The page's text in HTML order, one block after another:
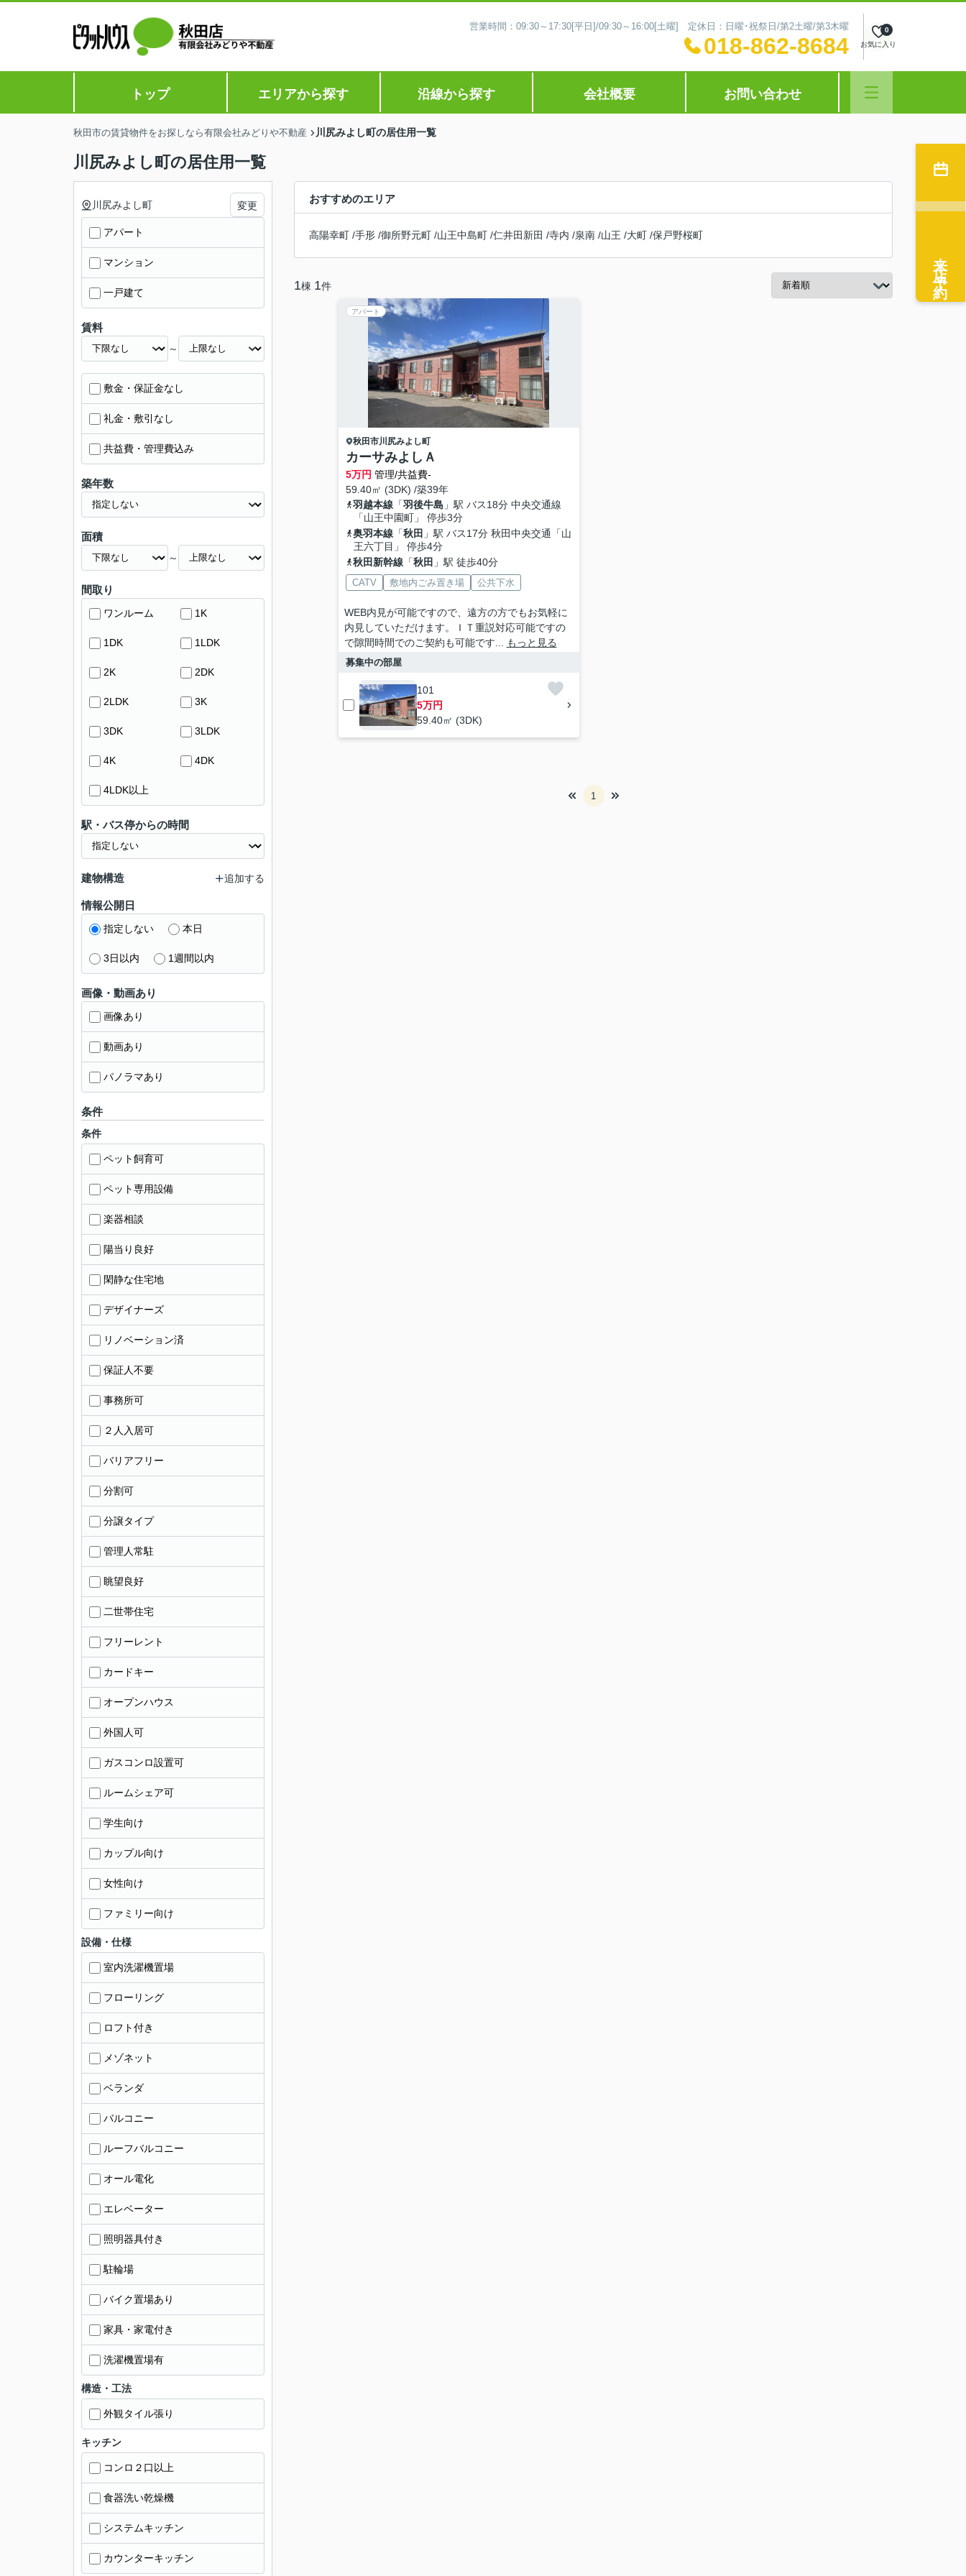
営業時間：09:30～17:30[平日]/09:30～16:00[土曜] 定休日：日曜･祝祭日/第2土曜/第3木曜
018-862-8684 お気に入り
0
トップ エリアから探す 沿線から探す 会社概要 お問い合わせ
秋田市の賃貸物件をお探しなら有限会社みどりや不動産 川尻みよし町の居住用一覧
川尻みよし町の居住用一覧
おすすめのエリア
高陽幸町 /手形 /御所野元町 /山王中島町 /仁井田新田 /寺内 /泉南 /山王 /大町 /保戸野桜町
1棟 1件
アパート
秋田市川尻みよし町
カーサみよしＡ
5万円 管理/共益費-
59.40㎡ (3DK) /築39年
羽越本線「羽後牛島 」駅 バス18分 中央交通線
「山王中園町」 停歩3分
奥羽本線「秋田 」駅 バス17分 秋田中央交通「山
王六丁目」 停歩4分
秋田新幹線「秋田 」駅 徒歩40分
CATV 敷地内ごみ置き場 公共下水
WEB内見が可能ですので、遠方の方でもお気軽に
内見していただけます。ＩＴ重説対応可能ですの
で隙間時間でのご契約も可能です...
もっと見る
募集中の部屋
101
5万円
59.40㎡ (3DK)
1
川尻みよし町 変更
アパート
マンション
一戸建て
賃料
～
敷金・保証金なし
礼金・敷引なし
共益費・管理費込み
築年数
面積
～
間取り
ワンルーム 1K
1DK 1LDK
2K 2DK
2LDK 3K
3DK 3LDK
4K 4DK
4LDK以上
駅・バス停からの時間
建物構造 追加する
情報公開日
指定しない 本日
3日以内 1週間以内
画像・動画あり
画像あり
動画あり
パノラマあり
条件
条件
ペット飼育可
ペット専用設備
楽器相談
陽当り良好
閑静な住宅地
デザイナーズ
リノベーション済
保証人不要
事務所可
２人入居可
バリアフリー
分割可
分譲タイプ
管理人常駐
眺望良好
二世帯住宅
フリーレント
カードキー
オープンハウス
外国人可
ガスコンロ設置可
ルームシェア可
学生向け
カップル向け
女性向け
ファミリー向け
設備・仕様
室内洗濯機置場
フローリング
ロフト付き
メゾネット
ベランダ
バルコニー
ルーフバルコニー
オール電化
エレベーター
照明器具付き
駐輪場
バイク置場あり
家具・家電付き
洗濯機置場有
構造・工法
外観タイル張り
キッチン
コンロ２口以上
食器洗い乾燥機
システムキッチン
カウンターキッチン
来店予約